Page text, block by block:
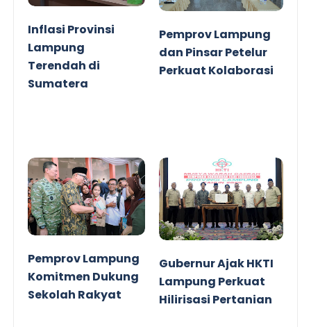
Inflasi Provinsi
Lampung
Terendah di
Sumatera
Pemprov Lampung
dan Pinsar Petelur
Perkuat Kolaborasi
Pemprov Lampung
Komitmen Dukung
Sekolah Rakyat
Gubernur Ajak HKTI
Lampung Perkuat
Hilirisasi Pertanian